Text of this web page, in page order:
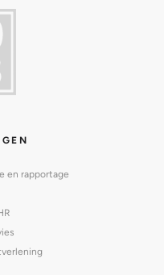
en rapportage